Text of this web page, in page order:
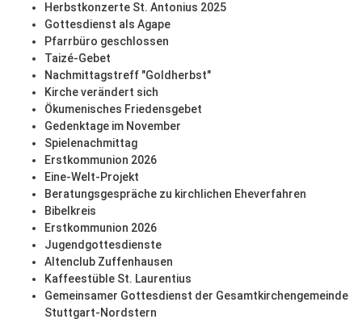
Herbstkonzerte St. Antonius 2025
Gottesdienst als Agape
Pfarrbüro geschlossen
Taizé-Gebet
Nachmittagstreff "Goldherbst"
Kirche verändert sich
Ökumenisches Friedensgebet
Gedenktage im November
Spielenachmittag
Erstkommunion 2026
Eine-Welt-Projekt
Beratungsgespräche zu kirchlichen Eheverfahren
Bibelkreis
Erstkommunion 2026
Jugendgottesdienste
Altenclub Zuffenhausen
Kaffeestüble St. Laurentius
Gemeinsamer Gottesdienst der Gesamtkirchengemeinde
Stuttgart-Nordstern